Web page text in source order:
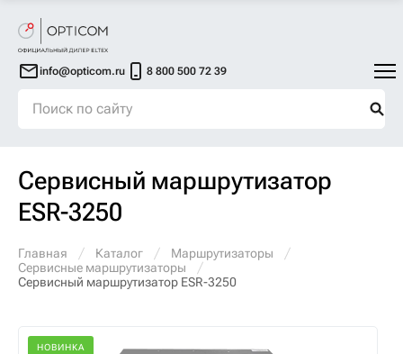
info@opticom.ru 8 800 500 72 39
Сервисный маршрутизатор
ESR-3250
Главная Каталог
Маршрутизаторы
Сервисные маршрутизаторы
Сервисный маршрутизатор ESR-3250
НОВИНКА